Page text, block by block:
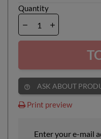
Quantity
help_outline ASK ABOUT
Print preview
Enter your e-mail